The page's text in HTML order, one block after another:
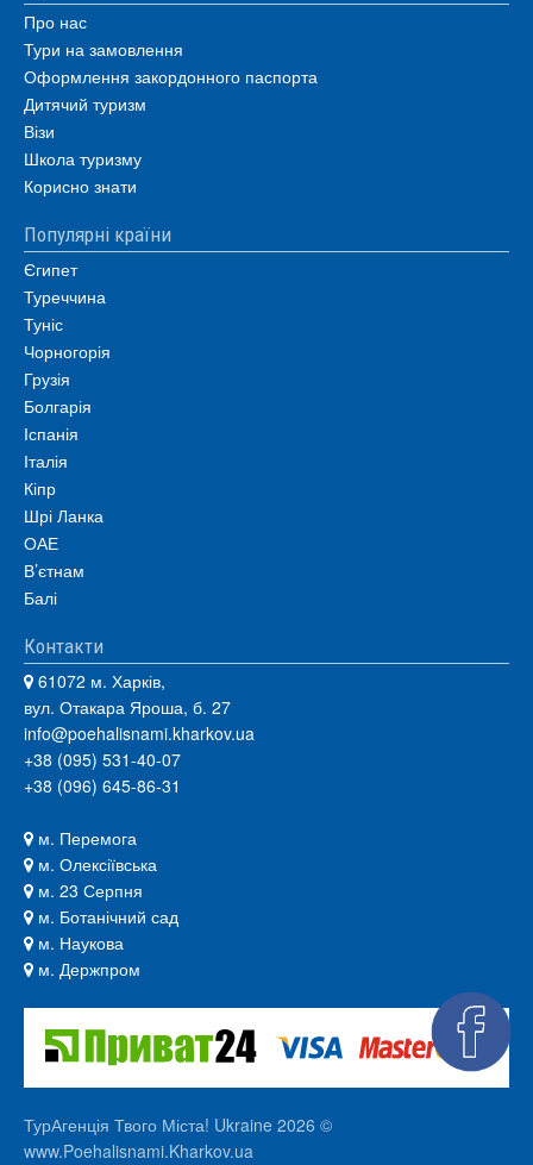
Про нас
Тури на замовлення
Оформлення закордонного паспорта
Дитячий туризм
Візи
Школа туризму
Корисно знати
Популярні країни
Єгипет
Туреччина
Туніс
Чорногорія
Грузія
Болгарія
Іспанія
Італія
Кіпр
Шрі Ланка
ОАЕ
В’єтнам
Балі
Контакти
61072 м. Харків,
вул. Отакара Яроша, б. 27
info@poehalisnami.kharkov.ua
+38 (095) 531-40-07
+38 (096) 645-86-31
м. Перемога
м. Олексіївська
м. 23 Серпня
м. Ботанічний сад
м. Наукова
м. Держпром
ТурАгенція Твого Міста! Ukraine 2026 ©
www.Poehalisnami.Kharkov.ua